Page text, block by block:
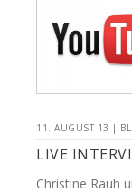
11. AUGUST 13 |
LIVE
Christine Rauh